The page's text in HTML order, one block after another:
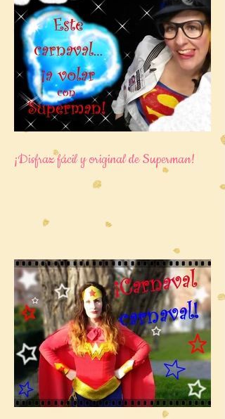
¡Disfraz fácil y original de Superman!